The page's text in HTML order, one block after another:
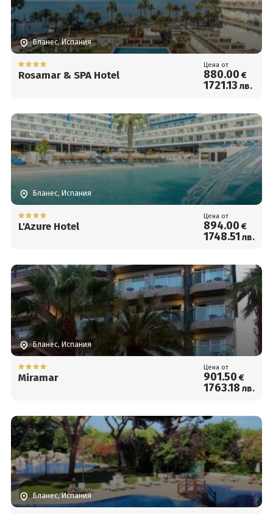
Бланес, Испания
Rosamar & SPA Hotel
Цена от
880.00 €
1721.13 лв.
Бланес, Испания
L'Azure Hotel
Цена от
894.00 €
1748.51 лв.
Бланес, Испания
Miramar
Цена от
901.50 €
1763.18 лв.
Бланес, Испания